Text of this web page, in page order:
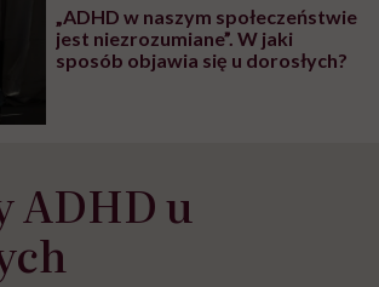
„ADHD w naszym społeczeństwie
jest niezrozumiane”. W jaki
sposób objawia się u dorosłych?
ADHD u